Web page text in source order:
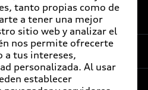
De vuelta al inicio
tanto propias como de
a tener una mejor
sitio web y analizar el
nos permite ofrecerte
a tus intereses,
personalizada. Al usar
establecer